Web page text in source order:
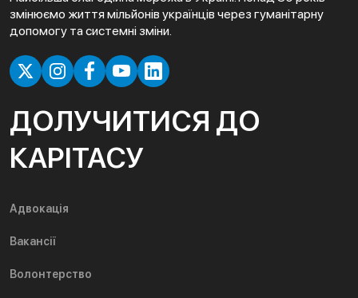
змінюємо життя мільйонів українців через гуманітарну
допомогу та системні зміни.
ДОЛУЧИТИСЯ ДО
КАРІТАСУ
Адвокація
Вакансії
Волонтерство